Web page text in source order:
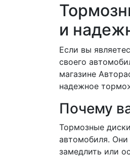
и
Если вы
своего
магазине
надежное
Почему
Тормозные
автомобиля. Они
замедлить или